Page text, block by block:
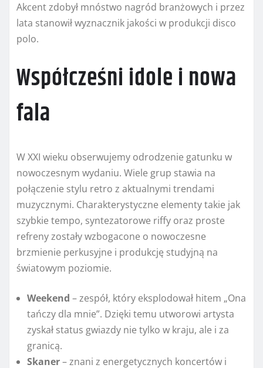
Akcent zdobył mnóstwo nagród branżowych i przez
lata stanowił wyznacznik jakości w produkcji disco
polo.
Współcześni idole i nowa
fala
W XXI wieku obserwujemy odrodzenie gatunku w
nowoczesnym wydaniu. Wiele grup stawia na
połączenie stylu retro z aktualnymi trendami
muzycznymi. Charakterystyczne elementy takie jak
szybkie tempo, syntezatorowe riffy oraz proste
refreny zostały wzbogacone o nowoczesne
brzmienie perkusyjne i produkcję studyjną na
światowym poziomie.
Weekend – zespół, który eksplodował hitem „Ona
tańczy dla mnie”. Dzięki temu utworowi artysta
zyskał status gwiazdy nie tylko w kraju, ale i za
granicą.
Skaner– znani z energetycznych koncertów i